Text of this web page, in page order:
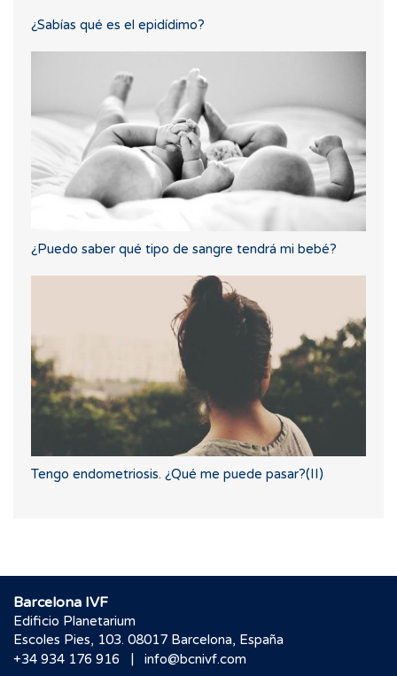
¿Sabías qué es el epidídimo?
¿Puedo saber qué tipo de sangre tendrá mi bebé?
Tengo endometriosis. ¿Qué me puede pasar?(II)
Barcelona IVF
Edificio Planetarium
Escoles Pies, 103. 08017 Barcelona, España
+34 934 176 916
| info@bcnivf.com